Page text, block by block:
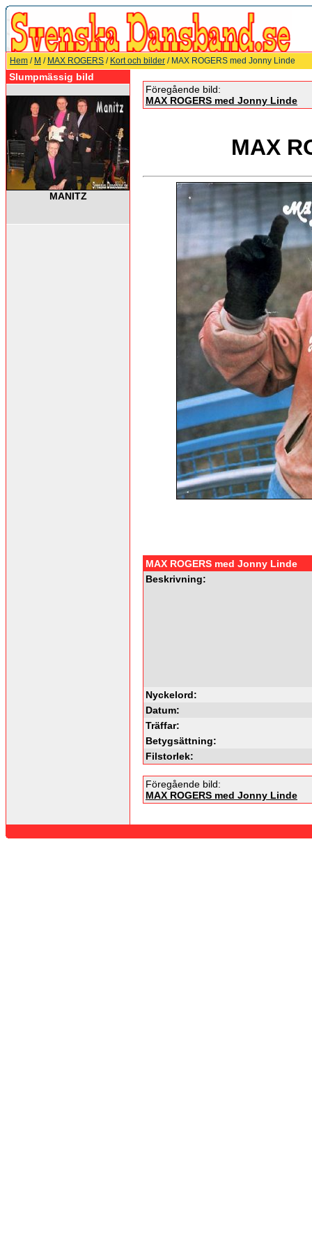
Hem / M / MAX ROGERS / Kort och bilder / MAX ROGERS med Jonny Linde
Slumpmässig bild
MANITZ
Föregående bild:
MAX ROGERS med Jonny Linde
MAX
MAX ROGERS med Jonny Linde
Beskrivning:
Nyckelord:
Datum:
Träffar:
Betygsättning:
Filstorlek:
Föregående bild:
MAX ROGERS med Jonny Linde